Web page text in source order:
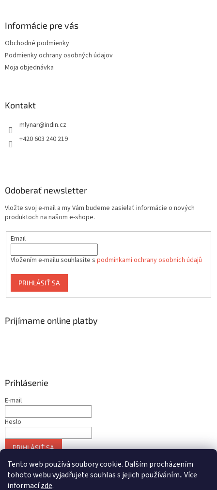
Tento web používá soubory cookie. Dalším procházením
tohoto webu vyjadřujete souhlas s jejich používáním.. Více
informacízde.
Informácie pre vás
Obchodné podmienky
Podmienky ochrany osobných údajov
Moja objednávka
Kontakt
mlynar@indin.cz
+420 603 240 219
Odoberať newsletter
Vložte svoj e-mail a my Vám budeme zasielať informácie o nových
produktoch na našom e-shope.
Email
Vložením e-mailu souhlasíte s podmínkami ochrany osobních údajů
PRIHLÁSIŤ SA
Prijímame online platby
Prihlásenie
E-mail
Heslo
PRIHLÁSIŤ SA
Nová registráciaZabudnuté heslo